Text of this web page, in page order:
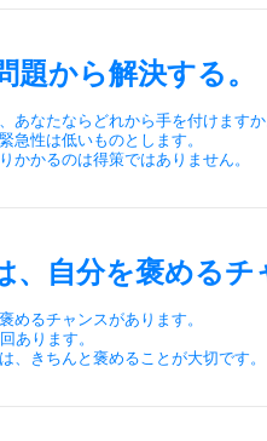
題から解決する。
あなたならどれから手を付けますか
急性は低いものとします。
かかるのは得策ではありません。
、自分を褒めるチ
めるチャンスがあります。
あります。
、きちんと褒めることが大切です。